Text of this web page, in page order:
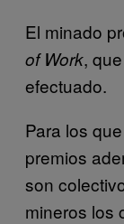
El minado
of Work,
efectuado.
Para los
premios
son
mineros los